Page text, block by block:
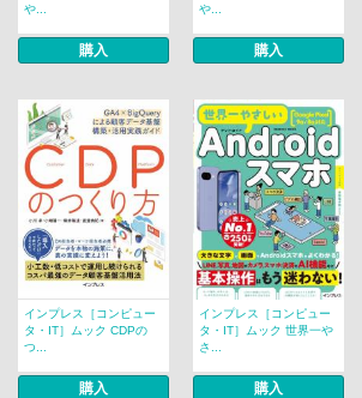
や...
購入
や...
購入
インプレス［コンピュー
タ・IT］ムック CDPの
つ...
購入
インプレス［コンピュー
タ・IT］ムック 世界一や
さ...
購入